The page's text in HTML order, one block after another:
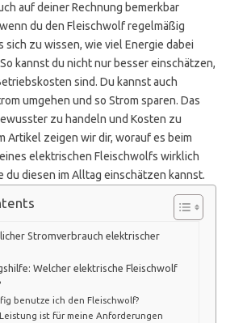
auf deiner Rechnung bemerkbar
du den Fleischwolf regelmäßig
zu wissen, wie viel Energie dabei
kannst du nicht nur besser einschätzen,
sind. Du kannst auch
umgehen und so Strom sparen. Das
zu handeln und Kosten zu
Artikel zeigen wir dir, worauf es beim
elektrischen Fleischwolfs wirklich
du diesen im Alltag einschätzen kannst.
Stromverbrauch elektrischer
Welcher elektrische Fleischwolf
benutze ich den Fleischwolf?
ist für meine Anforderungen